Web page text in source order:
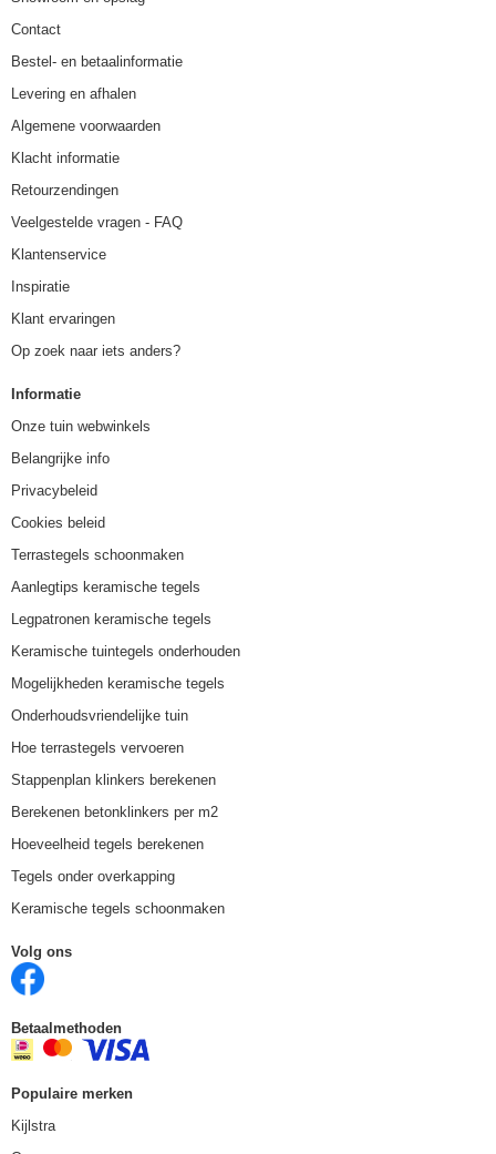
Contact
Bestel- en betaalinformatie
Levering en afhalen
Algemene voorwaarden
Klacht informatie
Retourzendingen
Veelgestelde vragen - FAQ
Klantenservice
Inspiratie
Klant ervaringen
Op zoek naar iets anders?
Informatie
Onze tuin webwinkels
Belangrijke info
Privacybeleid
Cookies beleid
Terrastegels schoonmaken
Aanlegtips keramische tegels
Legpatronen keramische tegels
Keramische tuintegels onderhouden
Mogelijkheden keramische tegels
Onderhoudsvriendelijke tuin
Hoe terrastegels vervoeren
Stappenplan klinkers berekenen
Berekenen betonklinkers per m2
Hoeveelheid tegels berekenen
Tegels onder overkapping
Keramische tegels schoonmaken
Volg ons
Betaalmethoden
Populaire merken
Kijlstra